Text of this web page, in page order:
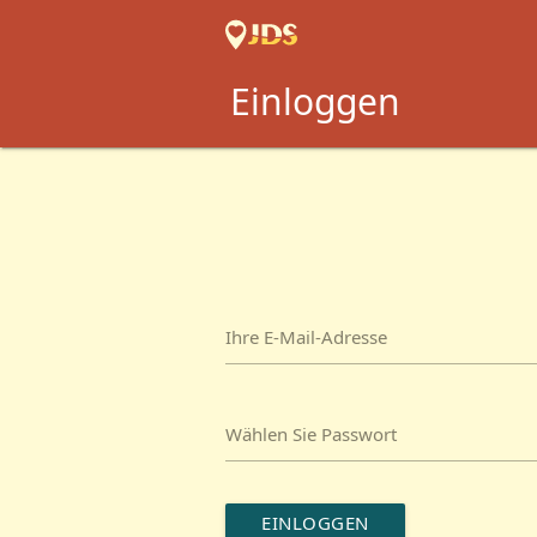
Einloggen
Ihre E-Mail-Adresse
Wählen Sie Passwort
EINLOGGEN